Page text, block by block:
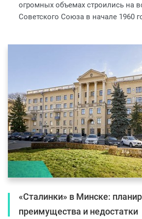
огромных объемах строились на
Советского Союза в начале 1960
«Сталинки» в Минске:
преимущества и недостатки